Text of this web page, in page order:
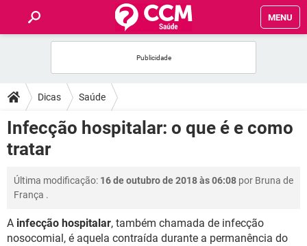
MENU
FÓRUM
SAÚDE
FAMÍLIA
NUTRIÇÃO
BEM-ESTAR
Dicas Saúde
Infecção hospitalar: o que é e como
tratar
Última modificação: 16 de outubro de 2018 às 06:08 por Bruna de
França .
A infecção hospitalar, também chamada de infecção
nosocomial, é aquela contraída durante a permanência do